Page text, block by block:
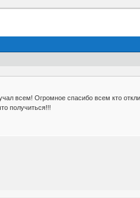
всем! Огромное спасибо всем кто
получиться!!!